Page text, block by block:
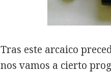
Tras este arcaico
nos vamos a cierto